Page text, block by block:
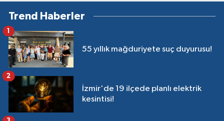
Trend Haberler
55 yıllık mağduriyete suç duyurusu!
1
İzmir'de 19 ilçede planlı elektrik
kesintisi!
2